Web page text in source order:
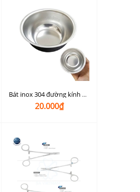
Bát inox 304 đường kính 8cm dùng trong nha khoa, spa
20.000₫